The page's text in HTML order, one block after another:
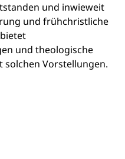
und inwieweit
und frühchristliche
und theologische
solchen Vorstellungen.